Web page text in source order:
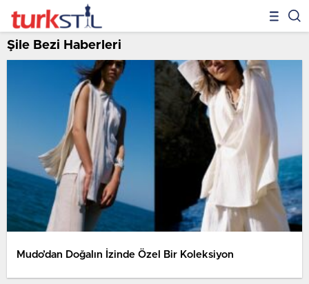
Şile Bezi Haberleri
Mudo’dan Doğalın İzinde Özel Bir Koleksiyon